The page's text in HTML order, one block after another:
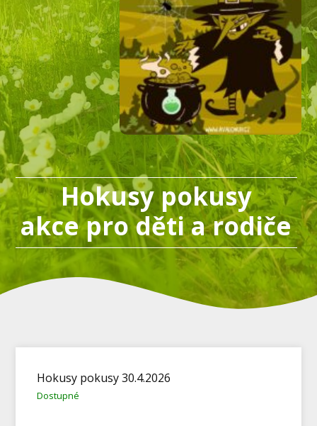
Hokusy pokusy
akce pro děti a rodiče
Hokusy pokusy 30.4.2026
Dostupné